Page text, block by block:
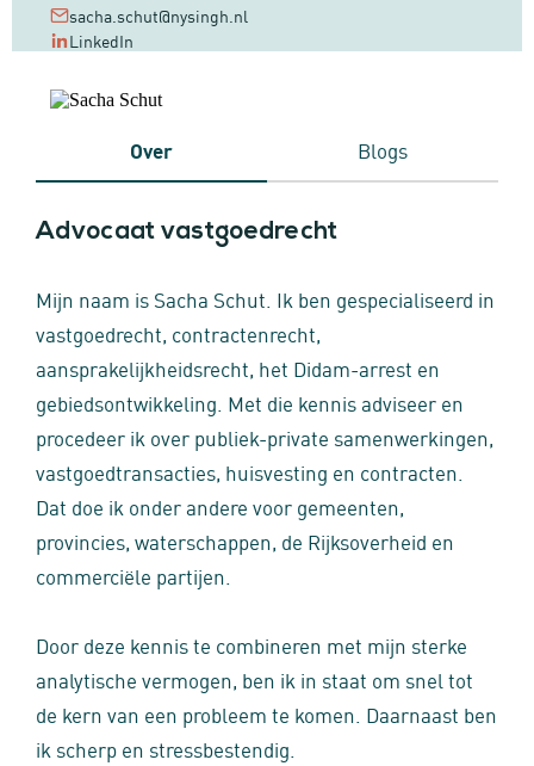
sacha.schut@nysingh.nl
LinkedIn
Over Blogs
Advocaat vastgoedrecht
Mijn naam is Sacha Schut. Ik ben gespecialiseerd in
vastgoedrecht, contractenrecht,
aansprakelijkheidsrecht, het Didam-arrest en
gebiedsontwikkeling. Met die kennis adviseer en
procedeer ik over publiek-private samenwerkingen,
vastgoedtransacties, huisvesting en contracten.
Dat doe ik onder andere voor gemeenten,
provincies, waterschappen, de Rijksoverheid en
commerciële partijen.
Door deze kennis te combineren met mijn sterke
analytische vermogen, ben ik in staat om snel tot
de kern van een probleem te komen. Daarnaast ben
ik scherp en stressbestendig.